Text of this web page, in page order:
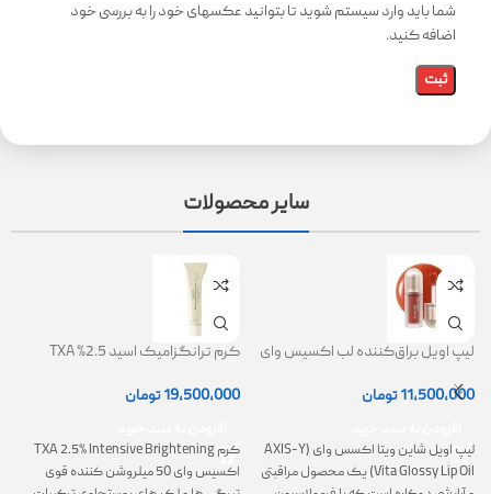
شما باید وارد سیستم شوید تا بتوانید عکسهای خود را به بررسی خود
اضافه کنید.
سایر محصولات
لیپ اویل براق‌کننده لب اکسیس وای
11,500,000تومان
لیپ اویل شاین ویتا اکسس وای (AXIS-Y
Vita Glossy Lip Oil) یک محصول مراقبتی
کرم ترانگزامیک اسید 2.5% TXA
19,500,000تومان
کرم TXA 2.5% Intensive Brightening
اکسیس وای 50 میلروشن کننده قوی